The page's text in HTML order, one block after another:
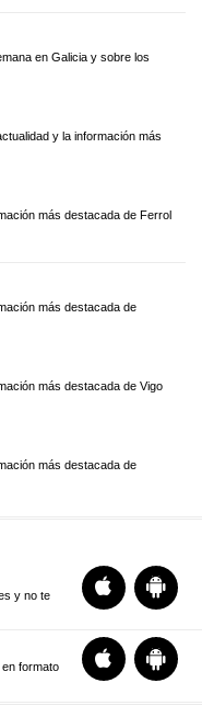
en Galicia y sobre los
y la información más
más destacada de Ferrol
más destacada de
más destacada de Vigo
más destacada de
y no te
formato